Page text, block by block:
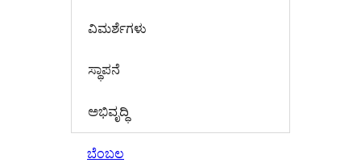
‍ವಿಮರ್ಶೆಗಳು‍
ಸ್ಥಾಪನೆ
ಅಭಿವೃದ್ಧಿ
ಬೆಂಬಲ